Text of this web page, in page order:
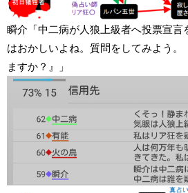
瞬介「中二病が人狼上級者へ投票宣言
はおかしいよね。質問をしてみよう。
ますか？』」